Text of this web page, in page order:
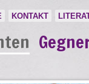
KONTAKT